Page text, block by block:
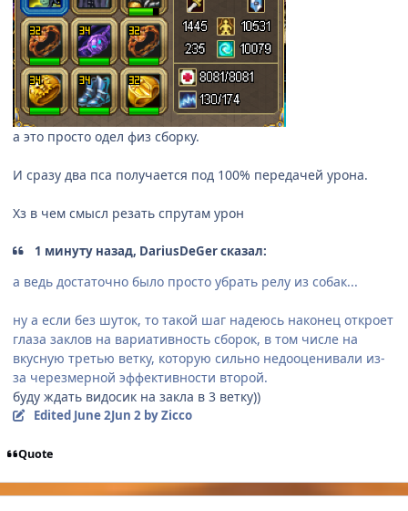
а это просто одел физ сборку.
И сразу два пса получается под 100% передачей урона.
Хз в чем смысл резать спрутам урон
1 минуту назад, DariusDeGer сказал:
а ведь достаточно было просто убрать релу из собак...
ну а если без шуток, то такой шаг надеюсь наконец откроет
глаза заклов на вариативность сборок, в том числе на
вкусную третью ветку, которую сильно недооценивали из-
за черезмерной эффективности второй.
буду ждать видосик на закла в 3 ветку))
Edited June 2Jun 2by Zicco
Quote